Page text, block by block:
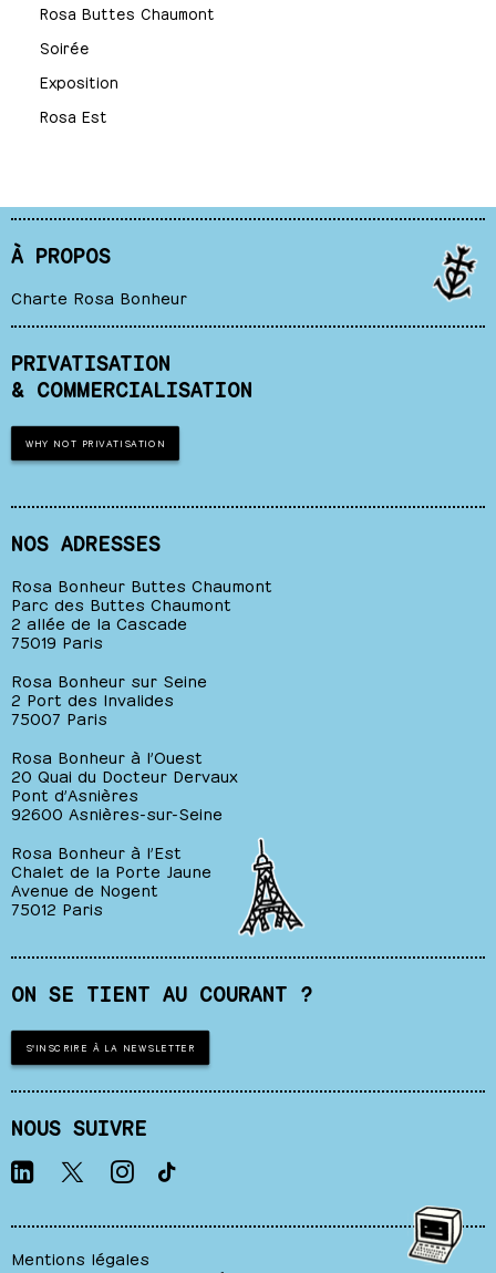
Rosa Buttes Chaumont
Soirée
Exposition
Rosa Est
À PROPOS
Charte Rosa Bonheur
PRIVATISATION
& COMMERCIALISATION
WHY NOT PRIVATISATION
NOS ADRESSES
Rosa Bonheur Buttes Chaumont
Parc des Buttes Chaumont
2 allée de la Cascade
75019 Paris
Rosa Bonheur sur Seine
2 Port des Invalides
75007 Paris
Rosa Bonheur à l’Ouest
20 Quai du Docteur Dervaux
Pont d’Asnières
92600 Asnières-sur-Seine
Rosa Bonheur à l’Est
Chalet de la Porte Jaune
Avenue de Nogent
75012 Paris
ON SE TIENT AU COURANT ?
S'INSCRIRE À LA NEWSLETTER
NOUS SUIVRE
Mentions légales